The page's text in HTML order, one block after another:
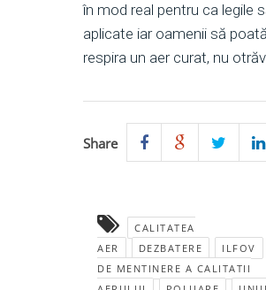
în mod real pentru ca legile
aplicate iar oamenii să poată
respira un aer curat, nu
Share
CALITATEA
AER
DEZBATERE ILFOV
DE MENTINERE A CALITATII